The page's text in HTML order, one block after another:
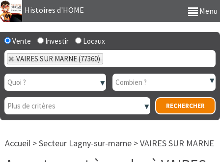
Histoires d'HOME Menu
Vente Investir
Locaux
VAIRES SUR MARNE (77360)
Accueil >Secteur Lagny-sur-marne >VAIRES SUR MARNE